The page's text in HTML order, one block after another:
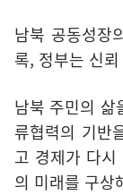
남북 공동성장
록, 정부는 신
남북 주민의 삶
류협력의 기반
고 경제가 다
의 미래를 구상